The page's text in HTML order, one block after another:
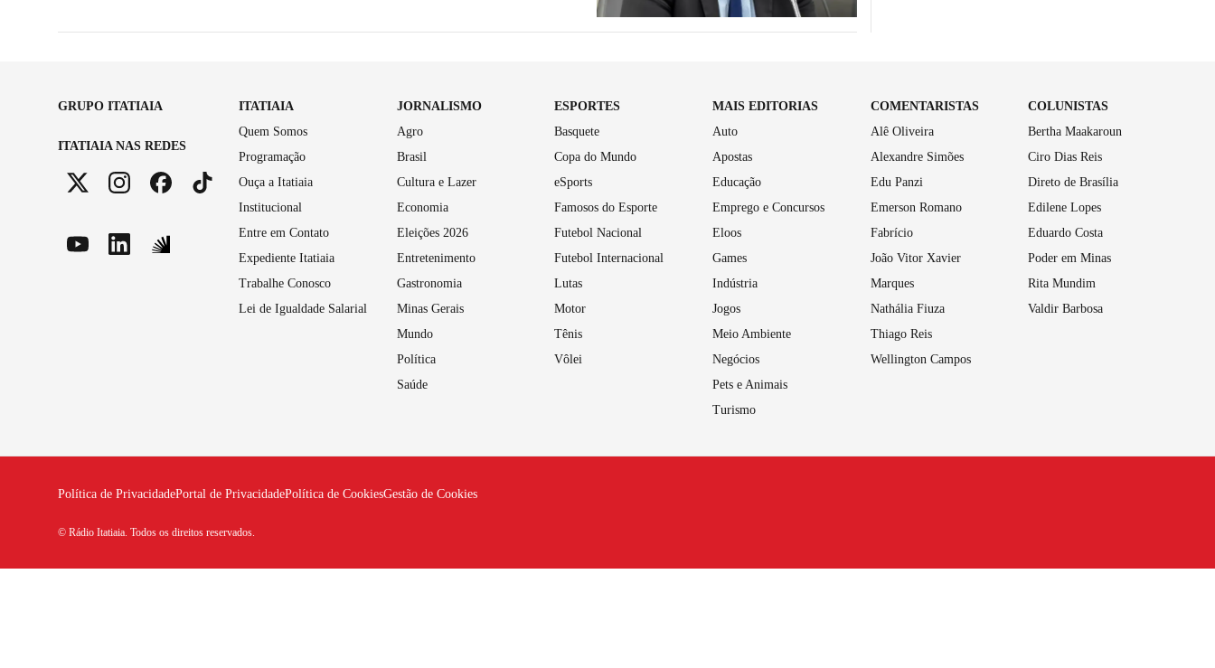
GRUPO ITATIAIA
ITATIAIA NAS REDES
ITATIAIA
Quem Somos
Programação
Ouça a Itatiaia
Institucional
Entre em Contato
Expediente Itatiaia
Trabalhe Conosco
Lei de Igualdade Salarial
JORNALISMO
Agro
Brasil
Cultura e Lazer
Economia
Eleições 2026
Entretenimento
Gastronomia
Minas Gerais
Mundo
Política
Saúde
ESPORTES
Basquete
Copa do Mundo
eSports
Famosos do Esporte
Futebol Nacional
Futebol Internacional
Lutas
Motor
Tênis
Vôlei
MAIS EDITORIAS
Auto
Apostas
Educação
Emprego e Concursos
Eloos
Games
Indústria
Jogos
Meio Ambiente
Negócios
Pets e Animais
Turismo
COMENTARISTAS
Alê Oliveira
Alexandre Simões
Edu Panzi
Emerson Romano
Fabrício
João Vitor Xavier
Marques
Nathália Fiuza
Thiago Reis
Wellington Campos
COLUNISTAS
Bertha Maakaroun
Ciro Dias Reis
Direto de Brasília
Edilene Lopes
Eduardo Costa
Poder em Minas
Rita Mundim
Valdir Barbosa
Política de PrivacidadePortal de PrivacidadePolítica de CookiesGestão de Cookies
© Rádio Itatiaia. Todos os direitos reservados.